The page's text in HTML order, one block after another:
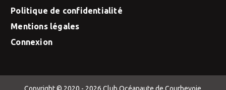
Politique de confidentialité
Mentions légales
Connexion